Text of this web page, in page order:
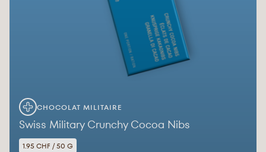
CHOCOLAT MILITAIRE
Swiss Military Crunchy Cocoa Nibs
1.95 CHF / 50 G